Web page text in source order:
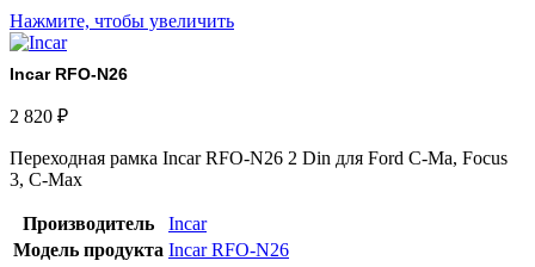
Нажмите, чтобы увеличить
Incar RFO-N26
2 820 ₽
Переходная рамка Incar RFO-N26 2 Din для Ford C-Ma, Focus
3, C-Max
Производитель
Incar
Модель продукта Incar RFO-N26